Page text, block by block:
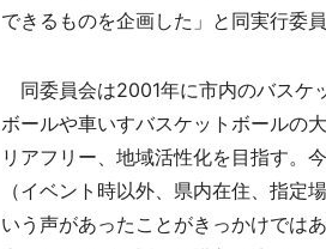
できるものを企画した」と同実行委
同委員会は2001年に市内のバスケ
ボールや車いすバスケットボールの
リアフリー、地域活性化を目指す。
（イベント時以外、県内在住、指定
いう声があったことがきっかけでは